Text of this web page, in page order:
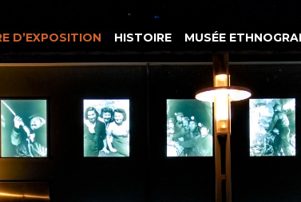
D’EXPOSITION HISTOIRE MUSÉE